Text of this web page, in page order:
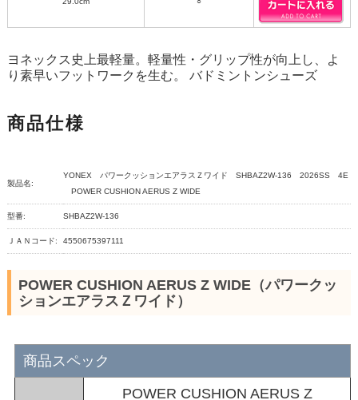
ヨネックス史上最軽量。軽量性・グリップ性が向上し、よ
り素早いフットワークを生む。 バドミントンシューズ
商品仕様
製品名:
YONEX パワークッションエアラスＺワイド SHBAZ2W-136 2026SS 4E
POWER CUSHION AERUS Z WIDE
型番: SHBAZ2W-136
ＪＡＮコード: 4550675397111
POWER CUSHION AERUS Z WIDE（パワークッ
ションエアラスＺワイド）
商品スペック
POWER CUSHION AERUS Z